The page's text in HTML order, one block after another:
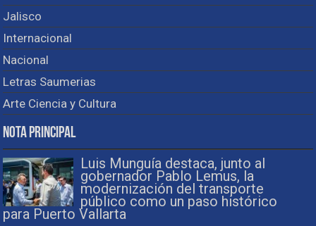
Jalisco
Internacional
Nacional
Letras Saumerias
Arte Ciencia y Cultura
Nota Principal
Luis Munguía destaca, junto al
gobernador Pablo Lemus, la
modernización del transporte
público como un paso histórico
para Puerto Vallarta